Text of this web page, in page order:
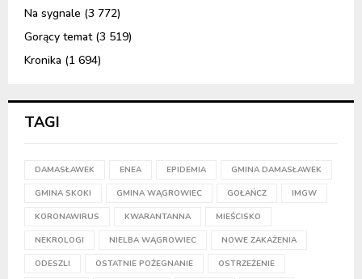
Na sygnale (3 772)
Gorący temat(3 519)
Kronika (1 694)
TAGI
DAMASŁAWEK ENEA EPIDEMIA GMINA DAMASŁAWEK
GMINA SKOKI GMINA WĄGROWIEC GOŁAŃCZ IMGW
KORONAWIRUS KWARANTANNA MIEŚCISKO
NEKROLOGI NIELBA WĄGROWIEC NOWE ZAKAŻENIA
ODESZLI OSTATNIE POŻEGNANIE OSTRZEŻENIE